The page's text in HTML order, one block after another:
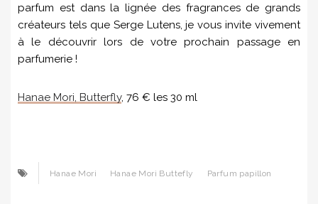
parfum est dans la lignée des fragrances de grands
créateurs tels que Serge Lutens, je vous invite vivement
à le découvrir lors de votre prochain passage en
parfumerie !
Hanae Mori, Butterfly, 76 € les 30 ml
Hanae Mori Hanae Mori Buttefly Parfum papillon